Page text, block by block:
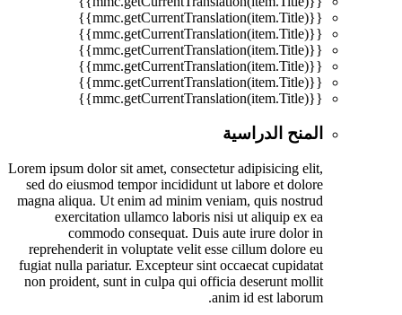
{{mmc.getCurrentTranslation(item.Title)}}
{{mmc.getCurrentTranslation(item.Title)}}
{{mmc.getCurrentTranslation(item.Title)}}
{{mmc.getCurrentTranslation(item.Title)}}
{{mmc.getCurrentTranslation(item.Title)}}
{{mmc.getCurrentTranslation(item.Title)}}
المنح الدراسية
Lorem ipsum dolor sit amet, consectetur adipisicing elit,
sed do eiusmod tempor incididunt ut labore et dolore
magna aliqua. Ut enim ad minim veniam, quis nostrud
exercitation ullamco laboris nisi ut aliquip ex ea
commodo consequat. Duis aute irure dolor in
reprehenderit in voluptate velit esse cillum dolore eu
fugiat nulla pariatur. Excepteur sint occaecat cupidatat
non proident, sunt in culpa qui officia deserunt mollit
anim id est laborum.